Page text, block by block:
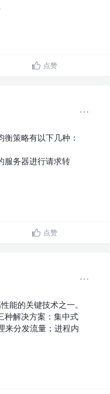
点赞
策略有以下几种：
服务器进行请求转
点赞
能的关键技术之一。
种解决方案：集中式
来分发流量；进程内